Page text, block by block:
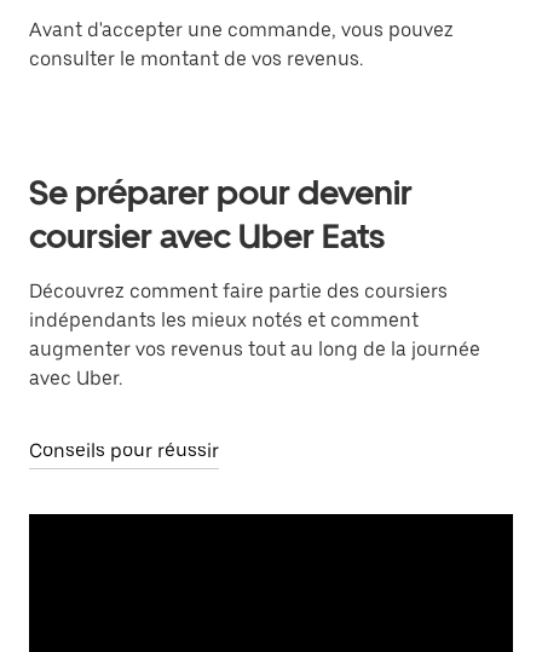
Avant d'accepter une commande, vous pouvez
consulter le montant de vos revenus.
Se préparer pour devenir
coursier avec Uber Eats
Découvrez comment faire partie des coursiers
indépendants les mieux notés et comment
augmenter vos revenus tout au long de la journée
avec Uber.
Conseils pour réussir